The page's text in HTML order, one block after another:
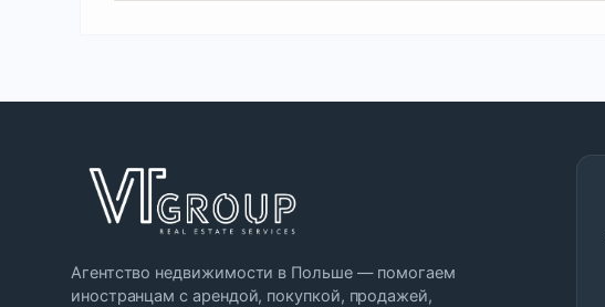
Агентство недвижимости в Польше — помогаем
иностранцам с арендой, покупкой, продажей,